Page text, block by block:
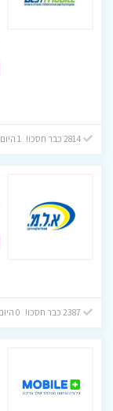
2814 כבר חסכו! 1 היום